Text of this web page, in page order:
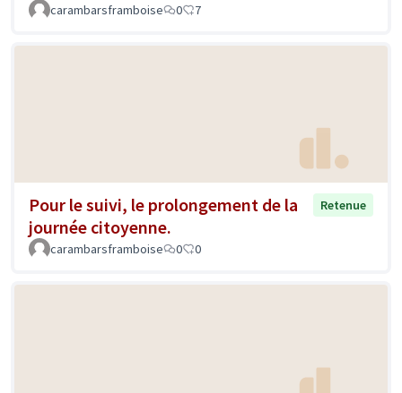
carambarsframboise
0 7
Pour le suivi, le prolongement de la
journée citoyenne.
Retenue
carambarsframboise 0 0